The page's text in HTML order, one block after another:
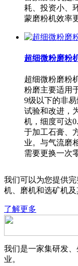
耗、投资小、
蒙磨粉机效率
超细微粉磨粉
超细微粉磨粉
粉磨主要适用
9级以下的非
试验和改进，
机，细度可达
于加工石膏、
业。与气流磨
需要更换一次
我们可以为您提供
机、磨机和选矿机及
了解更多
我们是一家集研发
业。